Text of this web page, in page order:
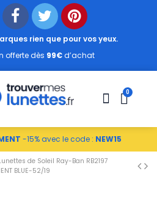
rien que pour vos yeux.
offerte dès 99€d’achat
-15% avec le code : NEW15
de Soleil Ray-Ban RB2197
BLUE-52/19